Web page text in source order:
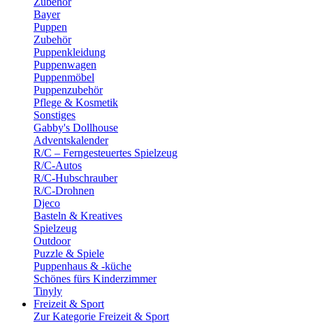
Bayer
Puppen
Zubehör
Puppenkleidung
Puppenwagen
Puppenmöbel
Puppenzubehör
Pflege & Kosmetik
Sonstiges
Gabby's Dollhouse
Adventskalender
R/C – Ferngesteuertes Spielzeug
R/C-Autos
R/C-Hubschrauber
R/C-Drohnen
Djeco
Basteln & Kreatives
Spielzeug
Outdoor
Puzzle & Spiele
Puppenhaus & -küche
Schönes fürs Kinderzimmer
Tinyly
Freizeit & Sport
Zur Kategorie Freizeit & Sport